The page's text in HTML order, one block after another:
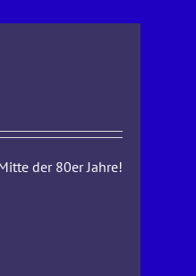
der 80er Jahre!